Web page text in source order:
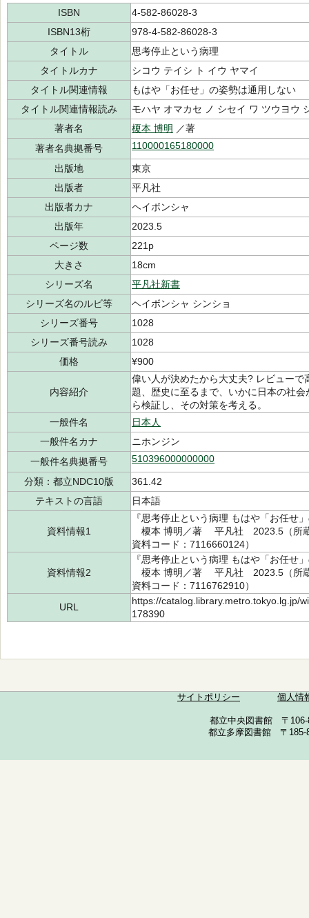
ISBN
4-582-86028-3
ISBN13桁
978-4-582-86028-3
タイトル
思考停止という病理
タイトルカナ
シコウ テイシ ト イウ ヤマイ
タイトル関連情報
もはや「お任せ」の姿勢は通用しない
タイトル関連情報読み
モハヤ オマカセ ノ シセイ ワ ツウヨウ
著者名
榎本 博明 ／著
著者名典拠番号
110000165180000
出版地
東京
出版者
平凡社
出版者カナ
ヘイボンシャ
出版年
2023.5
ページ数
221p
大きさ
18cm
シリーズ名
平凡社新書
シリーズ名のルビ等
ヘイボンシャ シンショ
シリーズ番号
1028
シリーズ番号読み
1028
価格
¥900
内容紹介
偉い人が決めたから大丈夫? レビュー
題、歴史に至るまで、いかに日本の社
ら検証し、その対策を考える。
一般件名
日本人
一般件名カナ
ニホンジン
一般件名典拠番号
510396000000000
分類：都立NDC10版
361.42
テキストの言語
日本語
資料情報1
『思考停止という病理 もはや「お任せ
榎本 博明／著 平凡社 2023.5（所
資料コード：7116660124）
資料情報2
『思考停止という病理 もはや「お任せ
榎本 博明／著 平凡社 2023.5（所
資料コード：7116762910）
URL
https://catalog.library.metro.tokyo.lg.jp/
178390
サイトポリシー 個人情
都立中央図書館 〒
都立多摩図書館 〒185-